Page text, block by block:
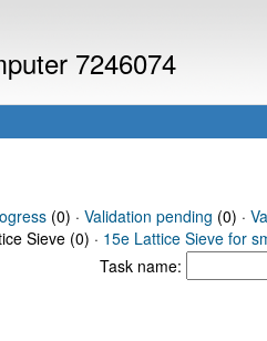
7246074
(0) · Validation pending (0) ·
Sieve (0) · 15e Lattice Sieve for
Task name: